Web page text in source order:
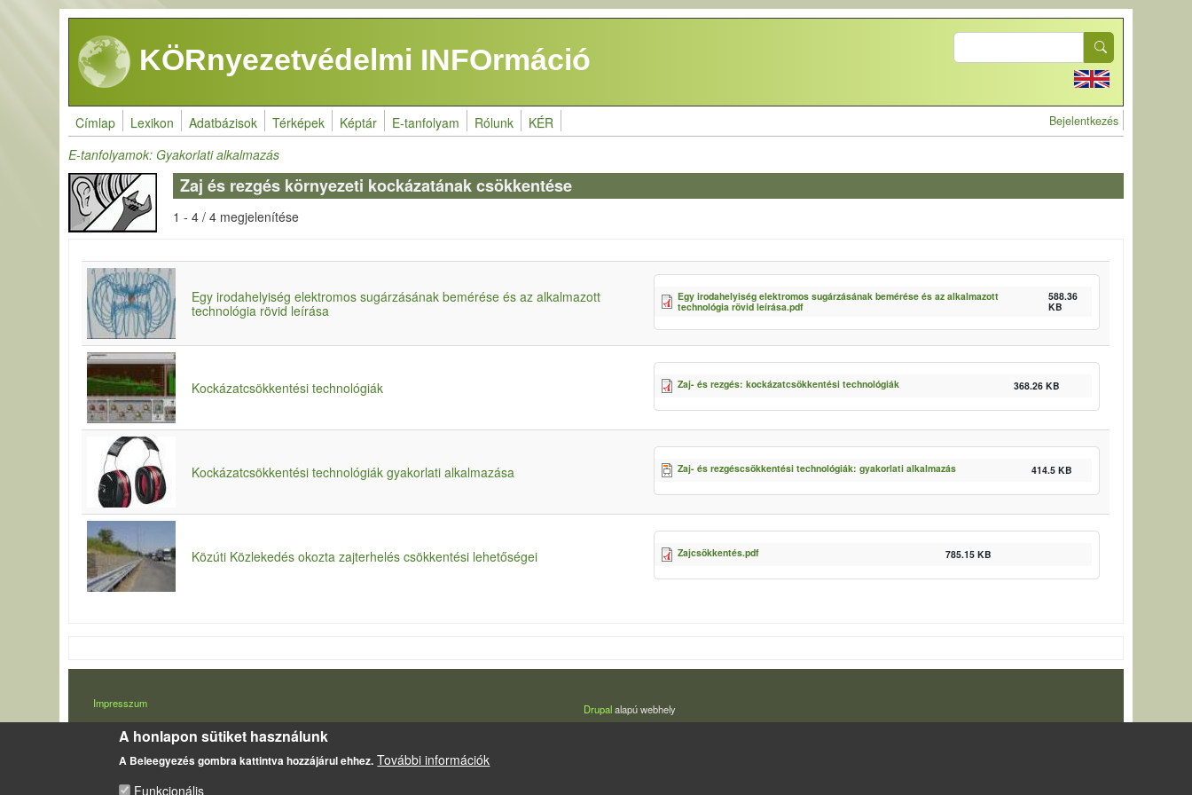
Ugrás a tartalomra
KÖRnyezetvédelmi INFOrmáció
Search
Címlap Lexikon Adatbázisok Térképek Képtár E-tanfolyam Rólunk KÉR User account
Bejelentkezés
E-tanfolyamok: Gyakorlati alkalmazás
Zaj és rezgés környezeti kockázatának csökkentése
1 - 4 / 4 megjelenítése
Egy irodahelyiség elektromos sugárzásának bemérése és az alkalmazott
technológia rövid leírása
Egy irodahelyiség elektromos sugárzásának bemérése és az alkalmazott
technológia rövid leírása.pdf
588.36
KB
Kockázatcsökkentési technológiák Zaj- és rezgés: kockázatcsökkentési technológiák 368.26 KB
Kockázatcsökkentési technológiák gyakorlati alkalmazása Zaj- és rezgéscsökkentési technológiák: gyakorlati alkalmazás 414.5 KB
Közúti Közlekedés okozta zajterhelés csökkentési lehetőségei Zajcsökkentés.pdf 785.15 KB
LÁBLÉC
Impresszum
Sütikezelési szabályzat
Drupalalapú webhely
A honlapon sütiket használunk
A Beleegyezés gombra kattintva hozzájárul ehhez. További információk
Funkcionális